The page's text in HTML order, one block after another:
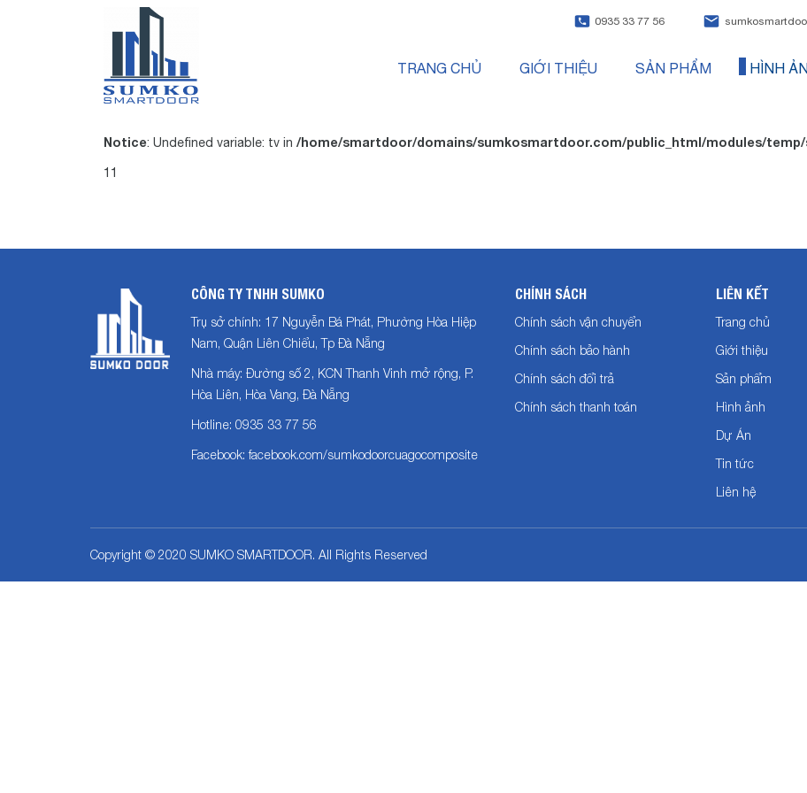
0935 33 77 56
TRANG CHỦ GIỚI THIỆU SẢN PHẨM HÌNH
Notice: Undefined variable: tv in /home/smartdoor/domains/sumkosmartdoor.com/public_html/modules/temp/
11
CÔNG TY TNHH SUMKO
Trụ sở chính: 17 Nguyễn Bá Phát, Phường Hòa Hiệp
Nam, Quận Liên Chiểu, Tp Đà Nẵng
Nhà máy: Đường số 2, KCN Thanh Vinh mở rộng, P.
Hòa Liên, Hòa Vang, Đà Nẵng
Hotline: 0935 33 77 56
Facebook: facebook.com/sumkodoorcuagocomposite
CHÍNH SÁCH
Chính sách vận chuyển
Chính sách bảo hành
Chính sách đổi trả
Chính sách thanh toán
LIÊN KẾT
Trang chủ
Giới thiệu
Sản phẩm
Hình ảnh
Dự Án
Tin tức
Liên hệ
Copyright © 2020 SUMKO SMARTDOOR. All Rights Reserved